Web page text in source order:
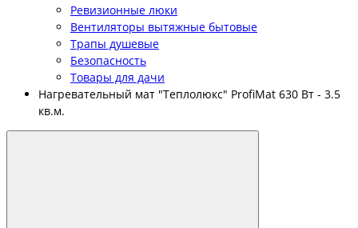
Ревизионные люки
Вентиляторы вытяжные бытовые
Трапы душевые
Безопасность
Товары для дачи
Нагревательный мат "Теплолюкс" ProfiMat 630 Вт - 3.5
кв.м.